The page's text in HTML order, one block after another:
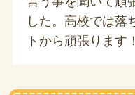
した。高校では落
トから頑張ります！